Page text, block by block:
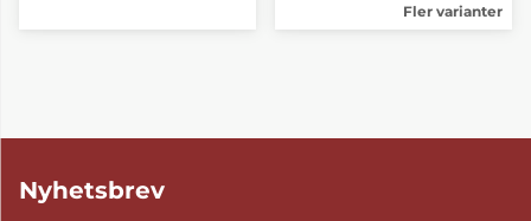
Fler varianter
Nyhetsbrev